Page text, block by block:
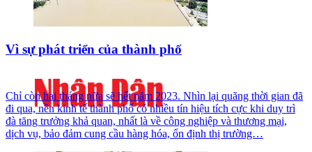
Vì sự phát triển của thành phố
Chỉ còn hai tháng nữa sẽ hết năm 2023. Nhìn lại quãng thời gian đã
đi qua, nền kinh tế thành phố có nhiều tín hiệu tích cực khi duy trì
đà tăng trưởng khả quan, nhất là về công nghiệp và thương mại,
dịch vụ, bảo đảm cung cầu hàng hóa, ổn định thị trường…